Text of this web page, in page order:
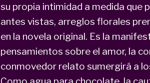
su propia intimidad a medida que
antes vistas, arreglos florales
en la novela original. Es la
pensamientos sobre el amor, la
conmovedor relato sumergirá a